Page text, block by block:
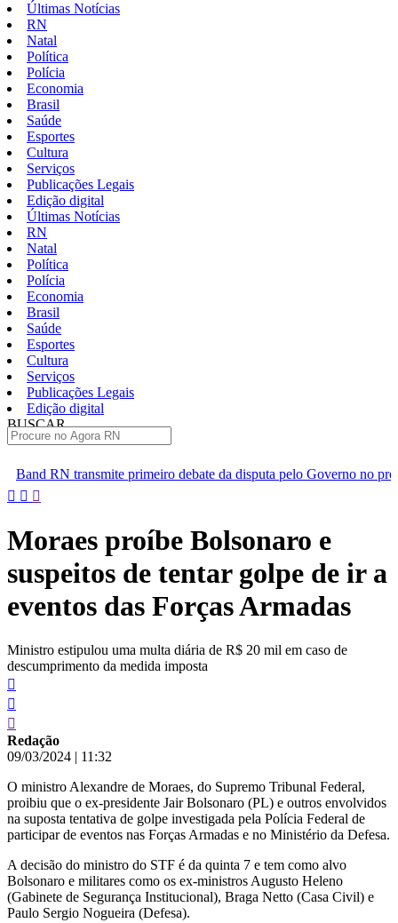
Últimas Notícias
RN
Natal
Política
Polícia
Economia
Brasil
Saúde
Esportes
Cultura
Serviços
Publicações Legais
Edição digital
Últimas Notícias
RN
Natal
Política
Polícia
Economia
Brasil
Saúde
Esportes
Cultura
Serviços
Publicações Legais
Edição digital
BUSCAR
debate da disputa pelo Governo no próximo domingo 9
Pular
conteúdo
Moraes proíbe Bolsonaro e
suspeitos de tentar golpe de ir a
eventos das Forças Armadas
Ministro estipulou uma multa diária de R$ 20 mil em caso de
descumprimento da medida imposta
Redação
09/03/2024 | 11:32
O ministro Alexandre de Moraes, do Supremo Tribunal Federal,
proibiu que o ex-presidente Jair Bolsonaro (PL) e outros envolvidos
na suposta tentativa de golpe investigada pela Polícia Federal de
participar de eventos nas Forças Armadas e no Ministério da Defesa.
A decisão do ministro do STF é da quinta 7 e tem como alvo
Bolsonaro e militares como os ex-ministros Augusto Heleno
(Gabinete de Segurança Institucional), Braga Netto (Casa Civil) e
Paulo Sergio Nogueira (Defesa).